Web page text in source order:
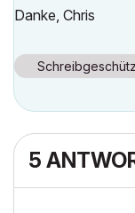
Danke, Chris
5